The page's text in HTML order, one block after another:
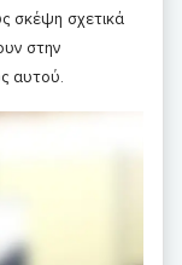
σκέψη σχετικά
στην
αυτού.